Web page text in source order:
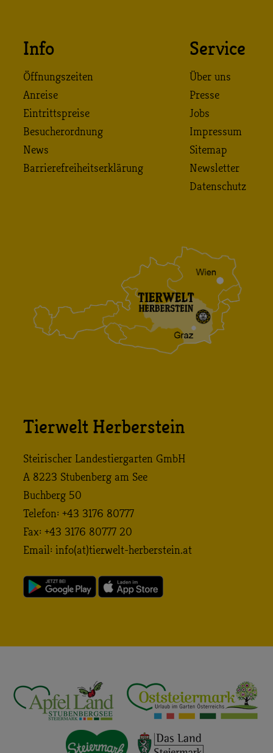
Info
Öffnungszeiten
Anreise
Eintrittspreise
Besucherordnung
News
Barrierefreiheitserklärung
Service
Über uns
Presse
Jobs
Impressum
Sitemap
Newsletter
Datenschutz
Tierwelt Herberstein
Steirischer Landestiergarten GmbH
A 8223 Stubenberg am See
Buchberg 50
Telefon: +43 3176 80777
Fax: +43 3176 80777 20
Email: info (at) tierwelt-herberstein. at